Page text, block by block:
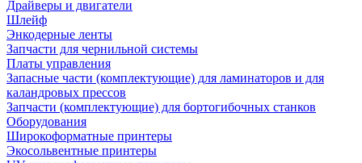
Драйверы и двигатели
Шлейф
Энкодерные ленты
Запчасти для чернильной системы
Платы управления
Запасные части (комплектующие) для ламинаторов и для
каландровых прессов
Запчасти (комплектующие) для бортогибочных станков
Оборудования
Широкоформатные принтеры
Экосольвентные принтеры